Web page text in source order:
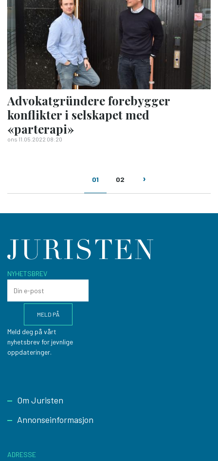
Advokat­gründere forebygger
konflikter i selskapet med
«parterapi»
ons 11.05.2022 08:20
01 02
NYHETSBREV
Meld deg på vårt
nyhetsbrev for jevnlige
oppdateringer.
Footer
Om Juristen
Annonseinformasjon
ADRESSE